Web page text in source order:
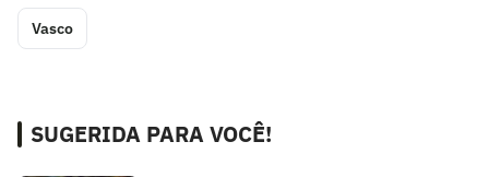
Vasco
SUGERIDA PARA VOCÊ!